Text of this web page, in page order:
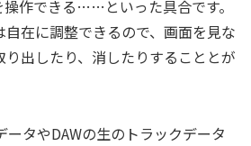
作できる……といった具合です。
自在に調整できるので、画面を見な
出したり、消したりすることとが
ータやDAWの生のトラックデータ